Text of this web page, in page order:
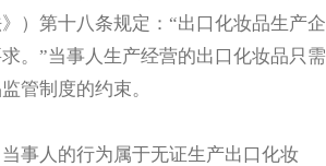
）第十八条规定：“出口化妆品生产企
。”当事人生产经营的出口化妆品只需
管制度的约束。
事人的行为属于无证生产出口化妆